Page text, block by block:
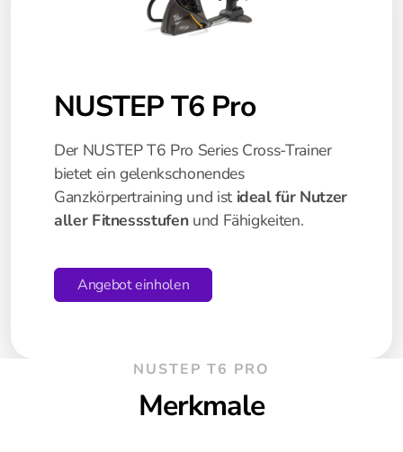
NUSTEP T6 Pro
Der NUSTEP T6 Pro Series Cross-Trainer
bietet ein gelenkschonendes
Ganzkörpertraining und istideal für Nutzer
aller Fitnessstufenund Fähigkeiten.
Angebot einholen
NUSTEP T6 PRO
Merkmale
Dividat Neuro Gym
Dividat SensoFlex
Silverfit 3D